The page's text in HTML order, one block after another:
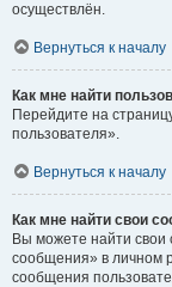
осуществлён.
Вернуться к началу
Как мне найти
Перейдите на
пользователя».
Вернуться к началу
Как мне найти свои
Вы можете найти свои
сообщения» в личном
сообщения